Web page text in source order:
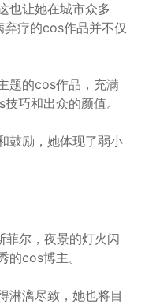
也让她在城市众多
疗的cos作品并不仅
题的cos作品，充满
巧和出众的颜值。
鼓励，她体现了弱小
尔，夜景的灯火闪
的cos博主。
淋漓尽致，她也将目